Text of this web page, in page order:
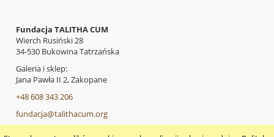
Fundacja TALITHA CUM
Wierch Rusiński 28
34-530 Bukowina Tatrzańska
Galeria i sklep:
Jana Pawła II 2, Zakopane
+48 608 343 206
fundacja@talithacum.org